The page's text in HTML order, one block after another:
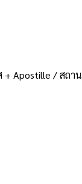
+ Apostille / สถาน